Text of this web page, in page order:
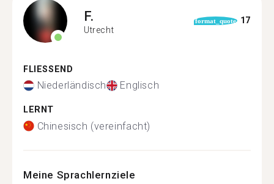
F.
Utrecht
format_quote 17
FLIESSEND
Niederländisch Englisch
LERNT
Chinesisch (vereinfacht)
Meine Sprachlernziele